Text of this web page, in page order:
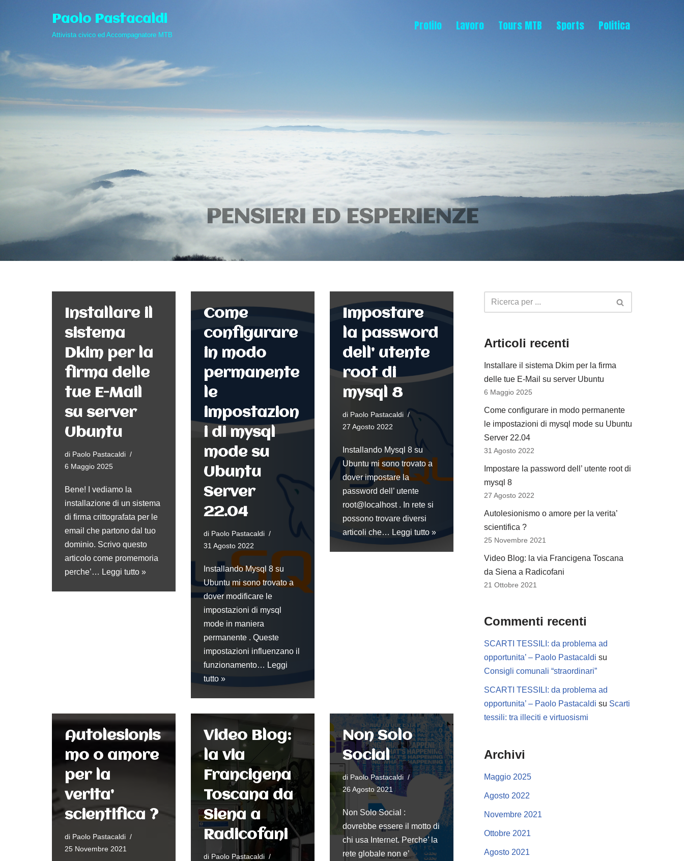
contenuto
Paolo Pastacaldi
Attivista civico ed Accompagnatore MTB
Profilo Lavoro Tours MTB Sports Politica
PENSIERI ED ESPERIENZE
Installare il
sistema
Dkim per la
firma delle
tue E-Mail
su server
Ubuntu
di Paolo Pastacaldi
6 Maggio 2025
Bene! I vediamo la
installazione di un sistema
di firma crittografata per le
email che partono dal tuo
dominio. Scrivo questo
articolo come promemoria
perche’… Leggi tutto »
Come
configurare
in modo
permanente
le
impostazion
i di mysql
mode su
Ubuntu
Server
22.04
di Paolo Pastacaldi
31 Agosto 2022
Installando Mysql 8 su
Ubuntu mi sono trovato a
dover modificare le
impostazioni di mysql
mode in maniera
permanente . Queste
impostazioni influenzano il
funzionamento… Leggi
tutto »
Impostare
la password
dell’ utente
root di
mysql 8
di Paolo Pastacaldi
27 Agosto 2022
Installando Mysql 8 su
Ubuntu mi sono trovato a
dover impostare la
password dell’ utente
root@localhost . In rete si
possono trovare diversi
articoli che… Leggi tutto »
Autolesionis
mo o amore
per la
verita’
scientifica ?
di Paolo Pastacaldi
25 Novembre 2021
Video Blog:
la via
Francigena
Toscana da
Siena a
Radicofani
di Paolo Pastacaldi
Non Solo
Social
di Paolo Pastacaldi
26 Agosto 2021
Non Solo Social :
dovrebbe essere il motto di
chi usa Internet. Perche’ la
rete globale non e’
Articoli recenti
Installare il sistema Dkim per la firma
delle tue E-Mail su server Ubuntu
6 Maggio 2025
Come configurare in modo permanente
le impostazioni di mysql mode su Ubuntu
Server 22.04
31 Agosto 2022
Impostare la password dell’ utente root di
mysql 8
27 Agosto 2022
Autolesionismo o amore per la verita’
scientifica ?
25 Novembre 2021
Video Blog: la via Francigena Toscana
da Siena a Radicofani
21 Ottobre 2021
Commenti recenti
SCARTI TESSILI: da problema ad
opportunita’ – Paolo Pastacaldi su
Consigli comunali “straordinari”
SCARTI TESSILI: da problema ad
opportunita’ – Paolo Pastacaldi su Scarti
tessili: tra illeciti e virtuosismi
Archivi
Maggio 2025
Agosto 2022
Novembre 2021
Ottobre 2021
Agosto 2021